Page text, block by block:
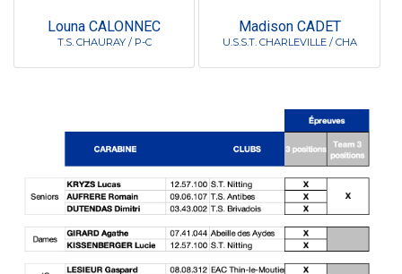
Louna CALONNEC
T.S. CHAURAY / P-C
Madison CADET
U.S.S.T. CHARLEVILLE / CHA